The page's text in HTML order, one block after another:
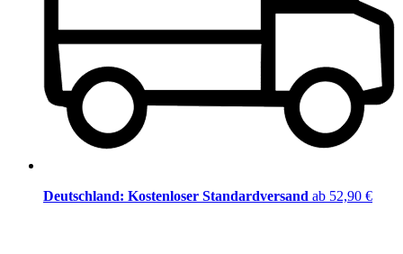
Deutschland: Kostenloser Standardversand ab 52,90 €